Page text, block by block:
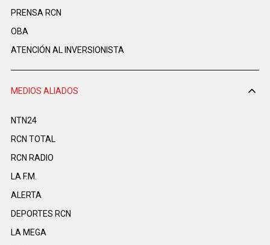
PRENSA RCN
OBA
ATENCIÓN AL INVERSIONISTA
MEDIOS ALIADOS
NTN24
RCN TOTAL
RCN RADIO
LA F.M.
ALERTA
DEPORTES RCN
LA MEGA